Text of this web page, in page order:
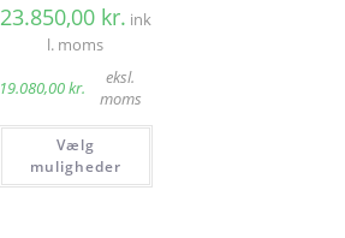
23.850,00 kr. ink
l. moms
19.080,00kr.
eksl.
moms
Vælg
muligheder
Dette